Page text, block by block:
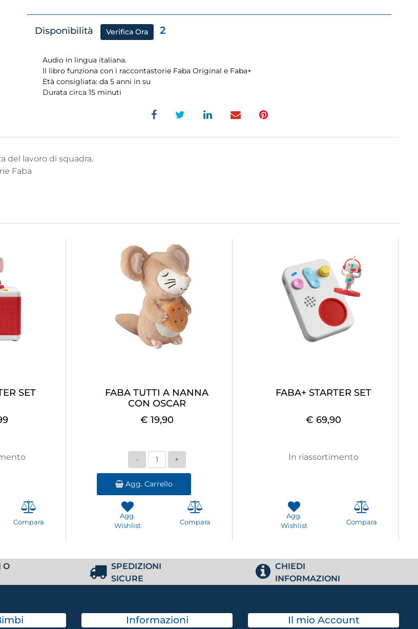
Disponibilità Verifica Ora 2
Audio in lingua italiana.
Il libro funziona con i raccontastorie Faba Original e Faba+
Età consigliata: da 5 anni in su
Durata circa 15 minuti
del lavoro di squadra.
Faba
SET
Compara
FABA TUTTI A NANNA
CON OSCAR
€ 19,90
Quantità
Agg. Carrello
Agg.
Wishlist
Compara
FABA+ STARTER SET
€ 69,90
In riassortimento
Agg.
Wishlist
Compara
O
SPEDIZIONI
SICURE
CHIEDI
INFORMAZIONI
Informazioni Il mio Account